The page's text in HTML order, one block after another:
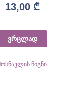
13,00 ₾
ვრცლად
წიგნი